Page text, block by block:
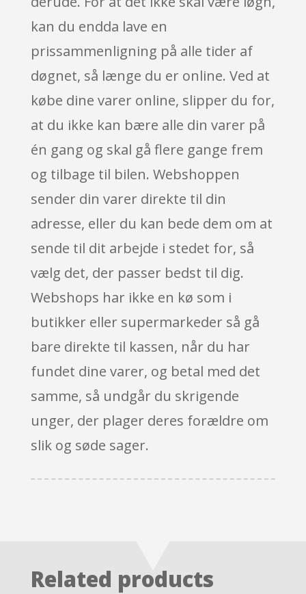
kan du endda lave en
prissammenligning på alle tider af
døgnet, så længe du er online. Ved at
købe dine varer online, slipper du for,
at du ikke kan bære alle din varer på
én gang og skal gå flere gange frem
og tilbage til bilen. Webshoppen
sender din varer direkte til din
adresse, eller du kan bede dem om at
sende til dit arbejde i stedet for, så
vælg det, der passer bedst til dig.
Webshops har ikke en kø som i
butikker eller supermarkeder så gå
bare direkte til kassen, når du har
fundet dine varer, og betal med det
samme, så undgår du skrigende
unger, der plager deres forældre om
slik og søde sager.
Related products